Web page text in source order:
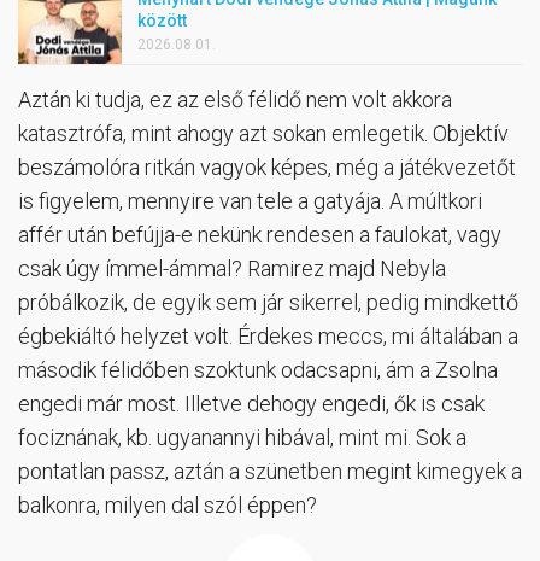
között
2026.08.01.
Aztán ki tudja, ez az első félidő nem volt akkora
katasztrófa, mint ahogy azt sokan emlegetik. Objektív
beszámolóra ritkán vagyok képes, még a játékvezetőt
is figyelem, mennyire van tele a gatyája. A múltkori
affér után befújja-e nekünk rendesen a faulokat, vagy
csak úgy ímmel-ámmal? Ramirez majd Nebyla
próbálkozik, de egyik sem jár sikerrel, pedig mindkettő
égbekiáltó helyzet volt. Érdekes meccs, mi általában a
második félidőben szoktunk odacsapni, ám a Zsolna
engedi már most. Illetve dehogy engedi, ők is csak
fociznának, kb. ugyanannyi hibával, mint mi. Sok a
pontatlan passz, aztán a szünetben megint kimegyek a
balkonra, milyen dal szól éppen?